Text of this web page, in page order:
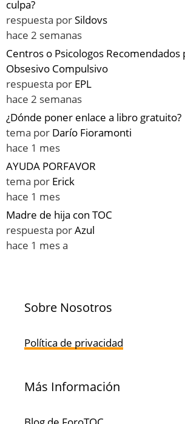
culpa?
respuesta porSildovs
hace 2 semanas
Centros o Psicologos
Obsesivo Compulsivo
respuesta por EPL
hace 2 semanas
¿Dónde poner enlace a libro gratuito?
tema por Darío Fioramonti
hace 1 mes
AYUDA PORFAVOR
tema por Erick
hace 1 mes
Madre de hija con TOC
respuesta porAzul
hace 1 mes a
Sobre Nosotros
Política de privacidad
Más Información